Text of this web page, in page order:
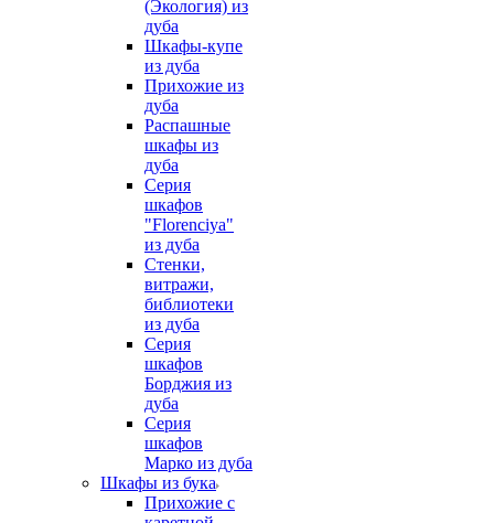
(Экология) из
дуба
Шкафы-купе
из дуба
Прихожие из
дуба
Распашные
шкафы из
дуба
Серия
шкафов
"Florenciya"
из дуба
Стенки,
витражи,
библиотеки
из дуба
Серия
шкафов
Борджия из
дуба
Серия
шкафов
Марко из дуба
Шкафы из бука
Прихожие с